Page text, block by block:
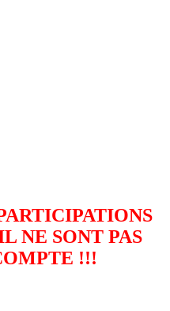
NE SONT PAS
!!!